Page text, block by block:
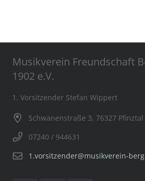
Musikverein Freundschaft
1902 e.V.
1. Vorsitzender Stefan Wippert
Schwanenstraße 3, 76327 Pfinztal
07240 / 944631
1.vorsitzender@musikverein-